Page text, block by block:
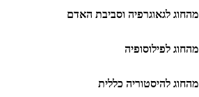
מהחוג לגאוגרפיה וסביבת האדם
מהחוג לפילוסופיה
מהחוג להיסטוריה כללית